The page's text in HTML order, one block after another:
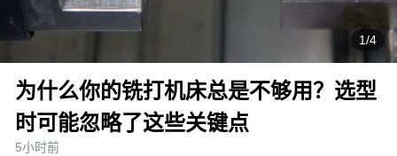
1/4
为什么你的铣打机床总是不够用？选型
时可能忽略了这些关键点
5小时前